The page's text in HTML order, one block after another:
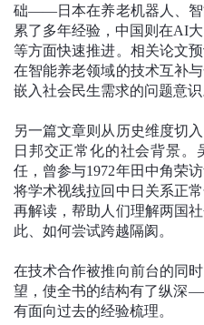
础——日本在养老机器人、智
累了多年经验，中国则在AI
等方面快速推进。相关论文
在智能养老领域的技术互补
嵌入社会民生需求的问题意识
另一篇文章则从历史维度切
日邦交正常化的社会背景。
任，曾参与1972年田中角荣
将学术视线拉回中日关系正
再解读，帮助人们理解两国
此、如何尝试跨越隔阂。
在技术合作被推向前台的同
望，使全书的结构有了纵深
有面向过去的经验梳理。